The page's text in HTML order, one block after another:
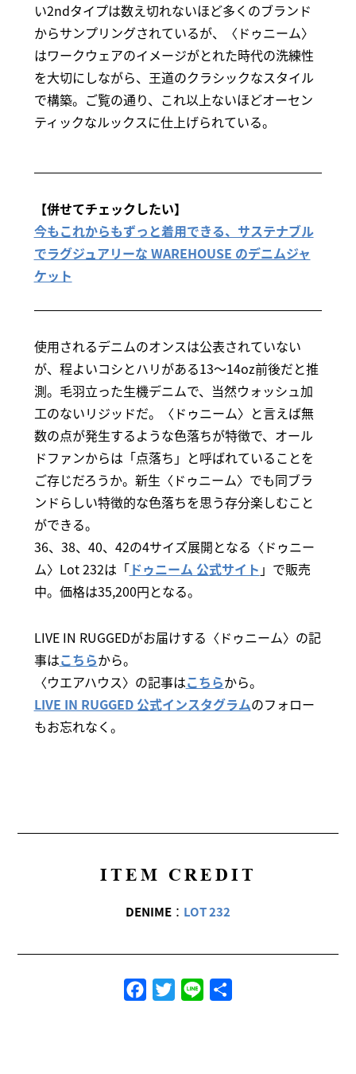
い2ndタイプは数え切れないほど多くのブランド
からサンプリングされているが、〈ドゥニーム〉
はワークウェアのイメージがとれた時代の洗練性
を大切にしながら、王道のクラシックなスタイル
で構築。ご覧の通り、これ以上ないほどオーセン
ティックなルックスに仕上げられている。
【併せてチェックしたい】
今もこれからもずっと着用できる、サステナブル
でラグジュアリーな WAREHOUSE のデニムジャ
ケット
使用されるデニムのオンスは公表されていない
が、程よいコシとハリがある13～14oz前後だと推
測。毛羽立った生機デニムで、当然ウォッシュ加
工のないリジッドだ。〈ドゥニーム〉と言えば無
数の点が発生するような色落ちが特徴で、オール
ドファンからは「点落ち」と呼ばれていることを
ご存じだろうか。新生〈ドゥニーム〉でも同ブラ
ンドらしい特徴的な色落ちを思う存分楽しむこと
ができる。
36、38、40、42の4サイズ展開となる〈ドゥニー
ム〉Lot 232は「ドゥニーム 公式サイト 」で販売
中。価格は35,200円となる。
LIVE IN RUGGEDがお届けする〈ドゥニーム〉の記
事はこちらから。
〈ウエアハウス〉の記事はこちらから。
LIVE IN RUGGED 公式インスタグラムのフォロー
もお忘れなく。
ITEM CREDIT
DENIME： LOT 232
FacebookTwitterLine